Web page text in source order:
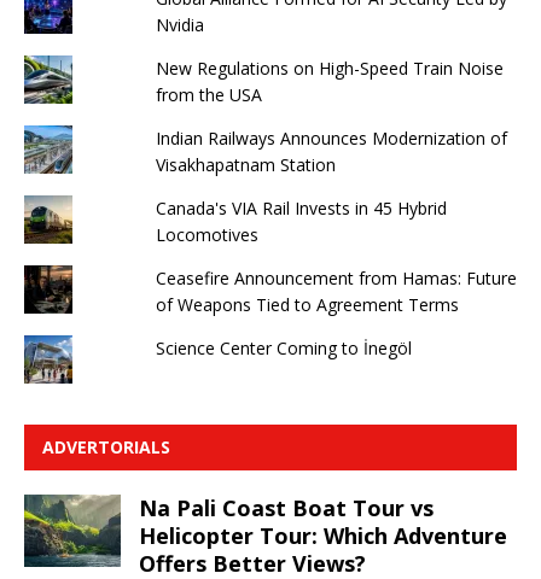
Nvidia
New Regulations on High-Speed ​​Train Noise
from the USA
Indian Railways Announces Modernization of
Visakhapatnam Station
Canada's VIA Rail Invests in 45 Hybrid
Locomotives
Ceasefire Announcement from Hamas: Future
of Weapons Tied to Agreement Terms
Science Center Coming to İnegöl
ADVERTORIALS
Na Pali Coast Boat Tour vs
Helicopter Tour: Which Adventure
Offers Better Views?